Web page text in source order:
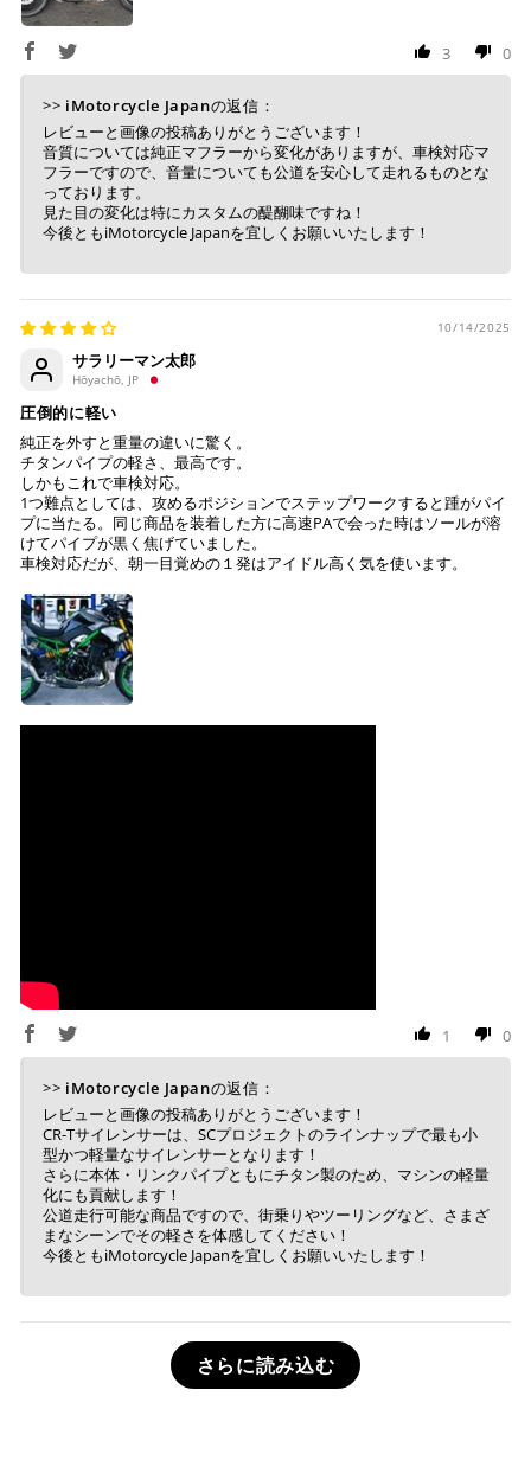
3 0
>> iMotorcycle Japanの返信：
レビューと画像の投稿ありがとうございます！
音質については純正マフラーから変化がありますが、車検対応マ
フラーですので、音量についても公道を安心して走れるものとな
っております。
見た目の変化は特にカスタムの醍醐味ですね！
今後ともiMotorcycle Japanを宜しくお願いいたします！
10/14/2025
サラリーマン太郎
Hōyachō, JP
圧倒的に軽い
純正を外すと重量の違いに驚く。
チタンパイプの軽さ、最高です。
しかもこれで車検対応。
1つ難点としては、攻めるポジションでステップワークすると踵がパイ
プに当たる。同じ商品を装着した方に高速PAで会った時はソールが溶
けてパイプが黒く焦げていました。
車検対応だが、朝一目覚めの１発はアイドル高く気を使います。
1 0
>> iMotorcycle Japanの返信：
レビューと画像の投稿ありがとうございます！
CR-Tサイレンサーは、SCプロジェクトのラインナップで最も小
型かつ軽量なサイレンサーとなります！
さらに本体・リンクパイプともにチタン製のため、マシンの軽量
化にも貢献します！
公道走行可能な商品ですので、街乗りやツーリングなど、さまざ
まなシーンでその軽さを体感してください！
今後ともiMotorcycle Japanを宜しくお願いいたします！
さらに読み込む